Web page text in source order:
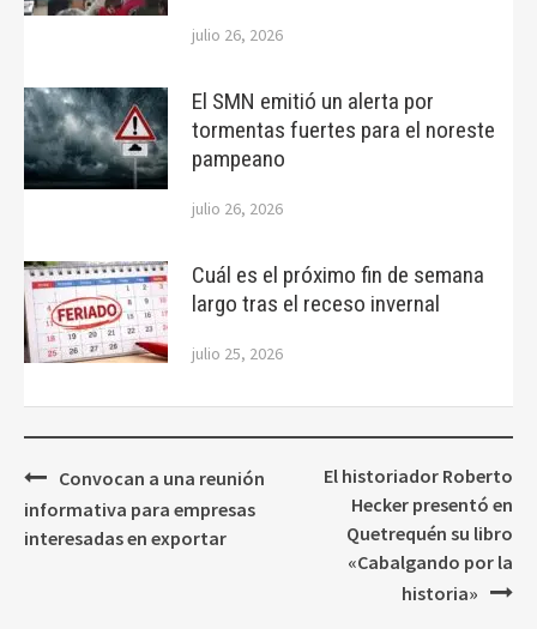
julio 26, 2026
El SMN emitió un alerta por
tormentas fuertes para el noreste
pampeano
julio 26, 2026
Cuál es el próximo fin de semana
largo tras el receso invernal
julio 25, 2026
Navegación
de
entradas
Convocan a una reunión
informativa para empresas
interesadas en exportar
El historiador Roberto
Hecker presentó en
Quetrequén su libro
«Cabalgando por la
historia»